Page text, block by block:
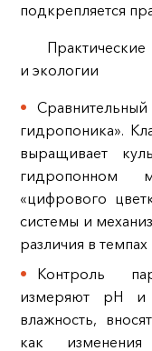
подкрепляется
и экологии
гидропоника».
выращивает
гидропонном
«цифрового
системы и
различия в
Контроль
измеряют pH и
влажность,
как